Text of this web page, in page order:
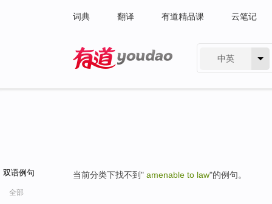
词典 翻译 有道精品课 云笔记
中英
双语例句
全部
当前分类下找不到" amenable to law"的例句。